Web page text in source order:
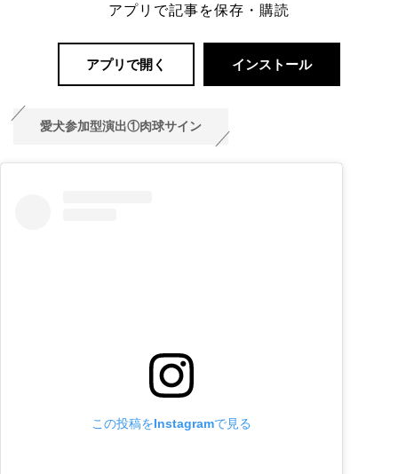
アプリで記事を保存・購読
アプリで開く インストール
愛犬参加型演出①肉球サイン
この投稿をInstagramで見る